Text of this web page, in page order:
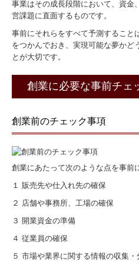
相続・事業承継
採用情報
募集要項
お問合せ
個人情報保護方針
事業はその成長段階において、資金
営課題に直面するものです。
事前にそれらをすべて予測すること
をつかんでおき、実現可能な夢かど
とが大切です。
創業に必要な事前チェ
創業前のチェック事項
創業にあたって次のような点を事前
１ 販売先や仕入れ先の確保
２ 店舗や事務所、工場の確保
３ 開業資金の準備
４ 従業員の確保
５ 市場や業界に関する情報の収集・